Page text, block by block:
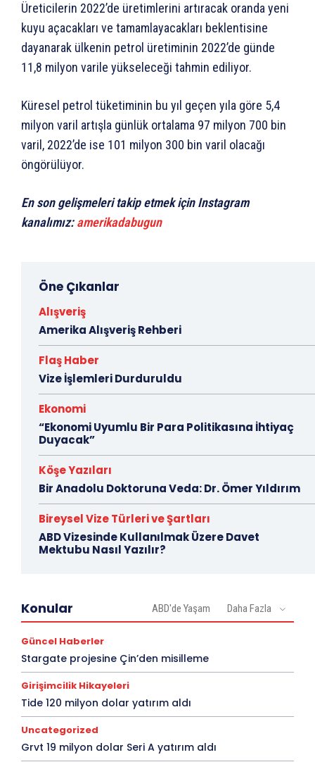
Üreticilerin 2022’de üretimlerini artıracak oranda yeni
kuyu açacakları ve tamamlayacakları beklentisine
dayanarak ülkenin petrol üretiminin 2022’de günde
11,8 milyon varile yükseleceği tahmin ediliyor.
Küresel petrol tüketiminin bu yıl geçen yıla göre 5,4
milyon varil artışla günlük ortalama 97 milyon 700 bin
varil, 2022’de ise 101 milyon 300 bin varil olacağı
öngörülüyor.
En son gelişmeleri takip etmek için Instagram
kanalımız:amerikadabugun
Öne Çıkanlar
Alışveriş
Amerika Alışveriş Rehberi
Flaş Haber
Vize İşlemleri Durduruldu
Ekonomi
“Ekonomi Uyumlu Bir Para Politikasına İhtiyaç
Duyacak”
Köşe Yazıları
Bir Anadolu Doktoruna Veda: Dr. Ömer Yıldırım
Bireysel Vize Türleri ve Şartları
ABD Vizesinde Kullanılmak Üzere Davet
Mektubu Nasıl Yazılır?
Konular ABD'de Yaşam Daha Fazla
Güncel Haberler
Stargate projesine Çin’den misilleme
Girişimcilik Hikayeleri
Tide 120 milyon dolar yatırım aldı
Uncategorized
Grvt 19 milyon dolar Seri A yatırım aldı